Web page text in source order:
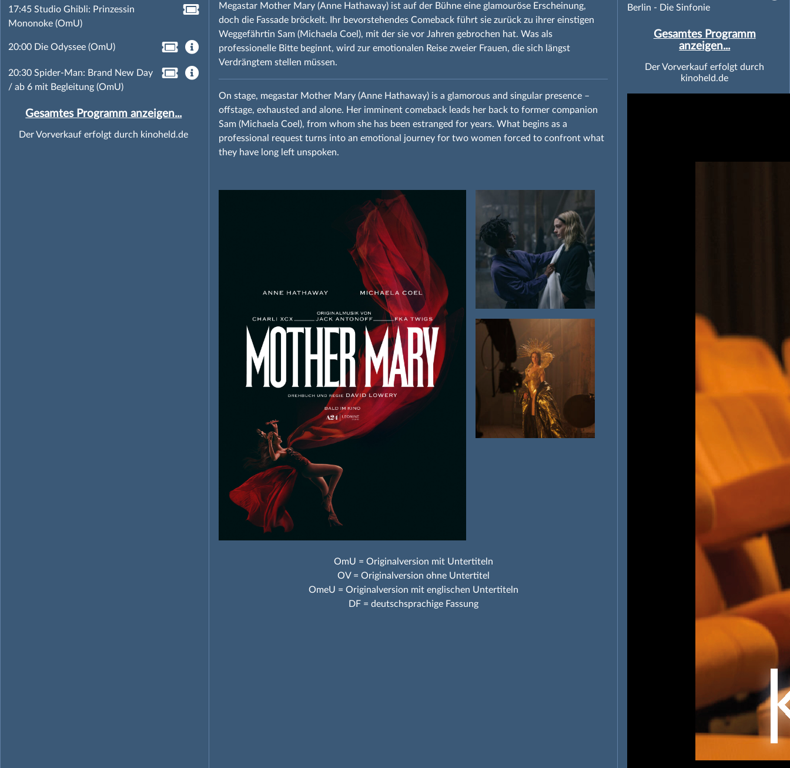
Megastar Mother Mary (Anne Hathaway) ist auf der Bühne eine glamouröse Erscheinung,
doch die Fassade bröckelt. Ihr bevorstehendes Comeback führt sie zurück zu ihrer einstigen
Weggefährtin Sam (Michaela Coel), mit der sie vor Jahren gebrochen hat. Was als
professionelle Bitte beginnt, wird zur emotionalen Reise zweier Frauen, die sich längst
Verdrängtem stellen müssen.
On stage, megastar Mother Mary (Anne Hathaway) is a glamorous and singular presence –
offstage, exhausted and alone. Her imminent comeback leads her back to former companion
Sam (Michaela Coel), from whom she has been estranged for years. What begins as a
professional request turns into an emotional journey for two women forced to confront what
they have long left unspoken.
OmU = Originalversion mit Untertiteln
OV = Originalversion ohne Untertitel
OmeU = Originalversion mit englischen Untertiteln
DF = deutschsprachige Fassung
17:45 Studio Ghibli: Prinzessin
Mononoke (OmU)
20:00 Die Odyssee (OmU)
20:30 Spider-Man: Brand New Day
/ ab 6 mit Begleitung (OmU)
Gesamtes Programm anzeigen...
Der Vorverkauf erfolgt durch kinoheld.de
Berlin - Die Sinfonie
Gesamtes Programm
anzeigen...
Der Vorverkauf erfolgt durch
kinoheld.de